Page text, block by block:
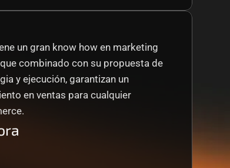
un gran know how en marketing
combinado con su propuesta de
y ejecución, garantizan un
en ventas para cualquier